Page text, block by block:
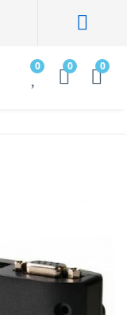
0 0 0